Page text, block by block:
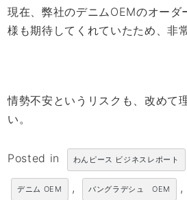
現在、弊社のデニムOEMのオーダ
様も期待してくれていたため、非
情勢不安というリスクも、改めて
い。
Posted in わんピース ビジネスレポート
デニム OEM , バングラデシュ OEM ,